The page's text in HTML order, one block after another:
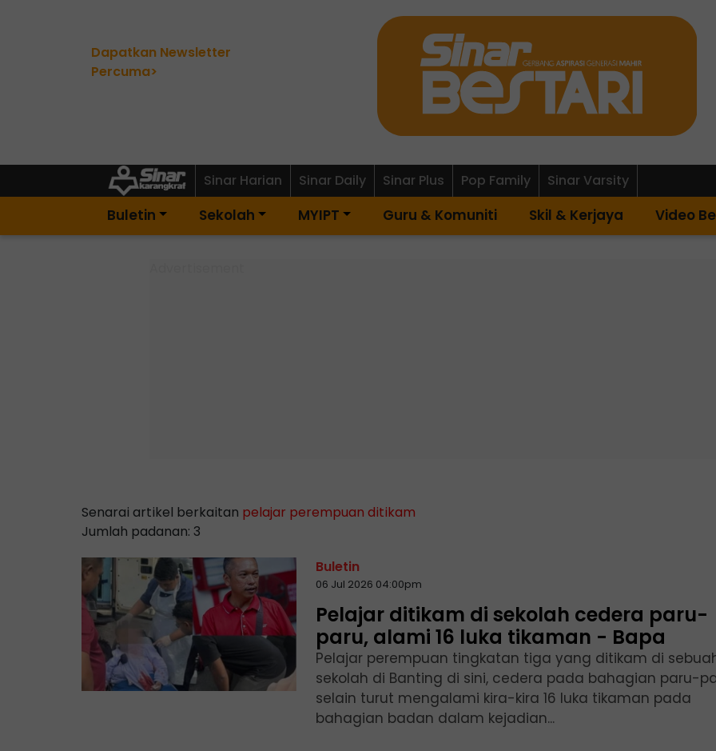
Dapatkan Newsletter
Percuma>
Sinar Harian Sinar Daily Sinar Plus Pop Family Sinar Varsity
Buletin Sekolah MYIPT Guru & Komuniti Skil & Kerjaya Video
Senarai artikel berkaitan pelajar perempuan ditikam
Jumlah padanan: 3
Buletin
06 Jul 2026 04:00pm
Pelajar ditikam di sekolah cedera paru-
paru, alami 16 luka tikaman - Bapa
Pelajar perempuan tingkatan tiga yang ditikam di
sekolah di Banting di sini, cedera pada bahagian paru-
selain turut mengalami kira-kira 16 luka tikaman pada
bahagian badan dalam kejadian...